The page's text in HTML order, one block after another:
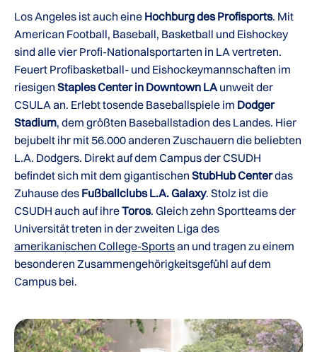
Los Angeles ist auch eine Hochburg des Profisports. Mit
American Football, Baseball, Basketball und Eishockey
sind alle vier Profi-Nationalsportarten in LA vertreten.
Feuert Profibasketball- und Eishockeymannschaften im
riesigen Staples Center in Downtown LA unweit der
CSULA an. Erlebt tosende Baseballspiele im Dodger
Stadium, dem größten Baseballstadion des Landes. Hier
bejubelt ihr mit 56.000 anderen Zuschauern die beliebten
L.A. Dodgers. Direkt auf dem Campus der CSUDH
befindet sich mit dem gigantischen StubHub Centerdas
Zuhause des Fußballclubs L.A. Galaxy. Stolz ist die
CSUDH auch auf ihreToros. Gleich zehn Sportteams der
Universität treten in der zweiten Liga des
amerikanischen College-Sportsan und tragen zu einem
besonderen Zusammengehörigkeitsgefühl auf dem
Campus bei.